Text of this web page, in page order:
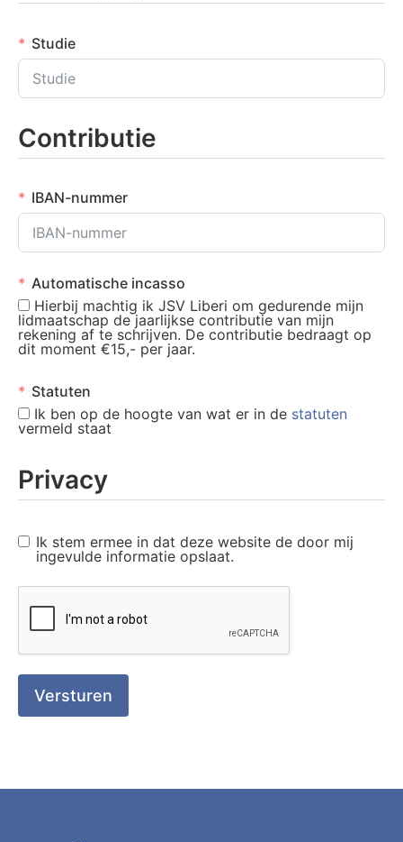
Studie
Contributie
IBAN-nummer
Automatische incasso
Hierbij machtig ik JSV Liberi om gedurende mijn
lidmaatschap de jaarlijkse contributie van mijn
rekening af te schrijven. De contributie bedraagt op
dit moment €15,- per jaar.
Statuten
Ik ben op de hoogte van wat er in de statuten
vermeld staat
Privacy
Ik stem ermee in dat deze website de door mij
ingevulde informatie opslaat.
Versturen